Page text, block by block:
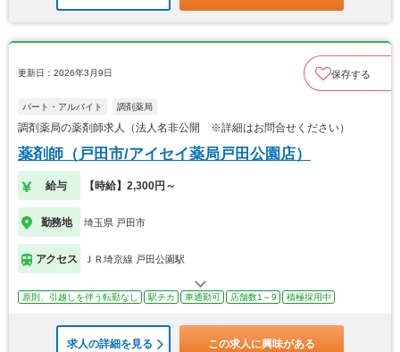
更新日：2026年3月9日 保存する
パート・アルバイト 調剤薬局
調剤薬局の薬剤師求人（法人名非公開 ※詳細はお問合せください）
薬剤師（戸田市/アイセイ薬局戸田公園店）
給与 【時給】2,300円～
勤務地 埼玉県 戸田市
アクセス ＪＲ埼京線 戸田公園駅
原則、引越しを伴う転勤なし 駅チカ 車通勤可 店舗数1～9 積極採用中
求人の詳細を見る この求人に興味がある